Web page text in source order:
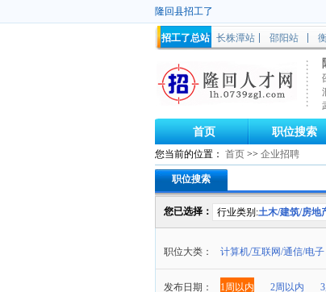
隆回县招工了
招工了总站 长株潭站 邵阳站
首页 职位搜索
您当前的位置： 首页 >> 企业招聘
职位搜索
您已选择： 行业类别:土木/建筑/房地
职位大类： 计算机/互联网/通信/电子
发布日期： 1周以内 2周以内